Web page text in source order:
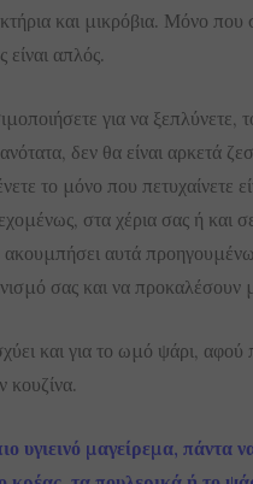
και μικρόβια. Μόνο που
απλός.
για να ξεπλύνετε,
δεν θα είναι αρκετά
το μόνο που πετυχαίνετε
στα χέρια σας ή
ακουμπήσει αυτά
σας και να προκαλέσουν
και για το ωμό ψάρι, αφού
κουζίνα.
μαγείρεμα, πάντα